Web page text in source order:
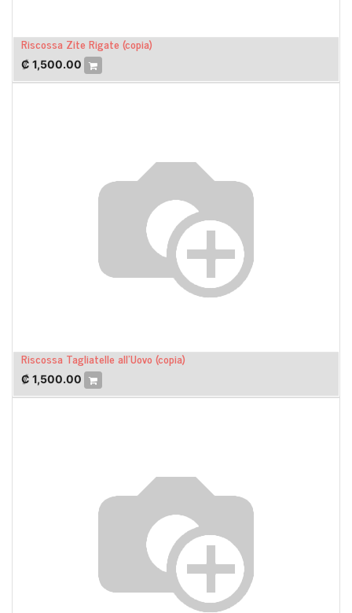
Riscossa Zite Rigate (copia)
₡ 1,500.00
Riscossa Tagliatelle all'Uovo (copia)
₡ 1,500.00